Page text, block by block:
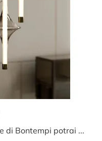
Con le lampade a sospensione di Bontempi potrai arricchire i tuoi locali: clicca e scopri Rain!